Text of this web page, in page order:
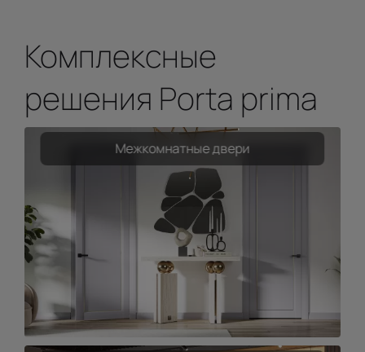
Комплексные
решения Porta prima
Межкомнатные двери